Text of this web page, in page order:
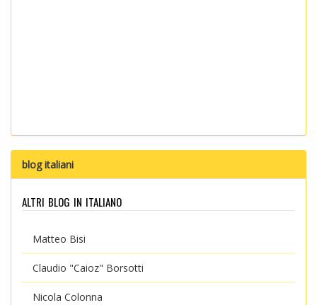
blog italiani
altri blog in italiano
Matteo Bisi
Claudio "Caioz" Borsotti
Nicola Colonna